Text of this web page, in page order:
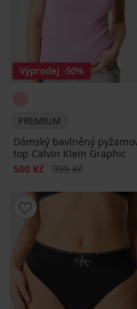
Výprodej -50%
PREMIUM
Dámský bavlněný
top Calvin Klein Graphic
Sleva
500 Kč Původní cena
999 Kč